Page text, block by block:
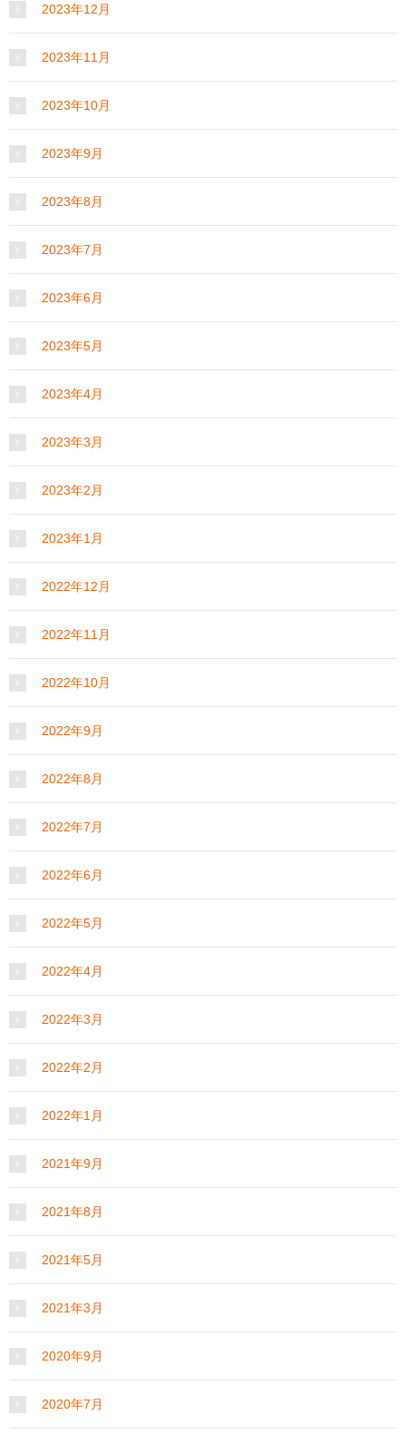
2023年12月
2023年11月
2023年10月
2023年9月
2023年8月
2023年7月
2023年6月
2023年5月
2023年4月
2023年3月
2023年2月
2023年1月
2022年12月
2022年11月
2022年10月
2022年9月
2022年8月
2022年7月
2022年6月
2022年5月
2022年4月
2022年3月
2022年2月
2022年1月
2021年9月
2021年8月
2021年5月
2021年3月
2020年9月
2020年7月